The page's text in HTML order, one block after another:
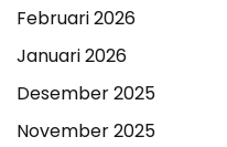
Februari 2026
Januari 2026
Desember 2025
November 2025